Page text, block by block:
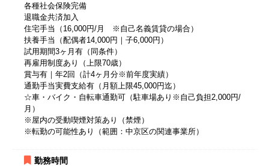
各種社会保険完備
退職金共済加入
住宅手当（16,000円/月 ※自己名義賃貸の場合）
扶養手当（配偶者14,000円｜子6,000円）
試用期間3ヶ月有（同条件）
再雇用制度あり（上限70歳）
賞与有｜年2回（計4ヶ月分※前年度実績）
通勤手当実費支給有（月額上限45,000円迄）
☆車・バイク・自転車通勤可（駐車場あり※自己負担2,000円/
月）
※屋内の受動喫煙対策あり（禁煙）
※転勤の可能性あり（範囲：中京区の関連事業所）
勤務時間